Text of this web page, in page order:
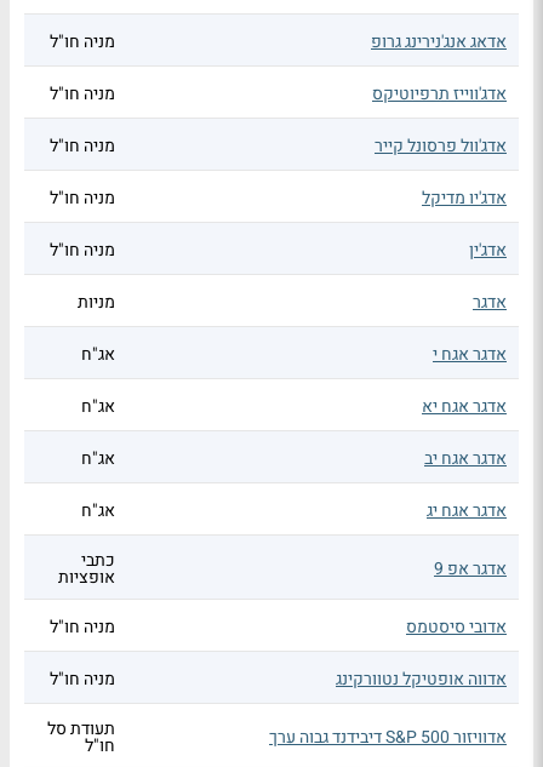
אדאג אנג'נירינג גרופ מניה חו"ל
אדג'ווייז תרפיוטיקס מניה חו"ל
אדג'וול פרסונל קייר מניה חו"ל
אדג'יו מדיקל מניה חו"ל
אדג'ין מניה חו"ל
אדגר מניות
אדגר אגח י אג"ח
אדגר אגח יא אג"ח
אדגר אגח יב אג"ח
אדגר אגח יג אג"ח
אדגר אפ 9 כתבי
אופציות
אדובי סיסטמס
מניה חו"ל
אדווה אופטיקל נטוורקינג מניה חו"ל
אדוויזור S&P 500 דיבידנד גבוה ערך תעודת סל
חו"ל